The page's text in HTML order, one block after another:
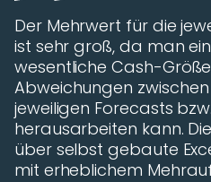
Der Mehrwert für die
ist sehr groß, da man
wesentliche Cash-
Abweichungen
jeweiligen Forecasts
herausarbeiten kann.
über selbst gebaute
mit erheblichem